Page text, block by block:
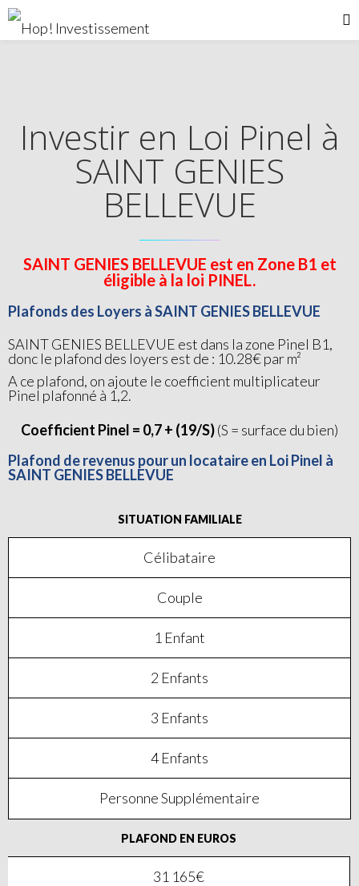
Investir en Loi Pinel à
SAINT GENIES
BELLEVUE
SAINT GENIES BELLEVUE est en Zone B1 et
éligible à la loi PINEL.
Plafonds des Loyers à SAINT GENIES BELLEVUE
SAINT GENIES BELLEVUE est dans la zone Pinel B1,
donc le plafond des loyers est de : 10.28€ par m²
A ce plafond, on ajoute le coefficient multiplicateur
Pinel plafonné à 1,2.
Coefficient Pinel = 0,7 + (19/S)(S = surface du bien)
Plafond de revenus pour un locataire en Loi Pinel à
SAINT GENIES BELLEVUE
SITUATION FAMILIALE
Célibataire
Couple
1 Enfant
2 Enfants
3 Enfants
4 Enfants
Personne Supplémentaire
PLAFOND EN EUROS
31 165€